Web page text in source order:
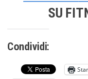
SU
Condividi: